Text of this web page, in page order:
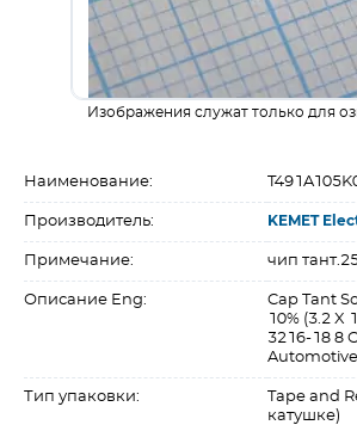
Изображения служат только для
Наименование:
Производитель: KEMET
Примечание: чип
Описание Eng:
Cap Tant
10% (3.2 X
3216-18 8
Automotive
Тип упаковки:
Tape and
катушке)